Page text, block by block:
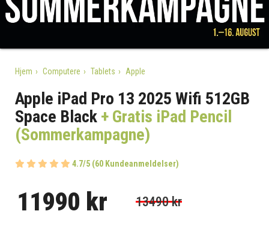
Hjem Computere Tablets Apple
Apple iPad Pro 13 2025 Wifi 512GB
Space Black+ Gratis iPad Pencil
(Sommerkampagne)
4.7/5 (60 Kundeanmeldelser)
11990 kr 13490 kr